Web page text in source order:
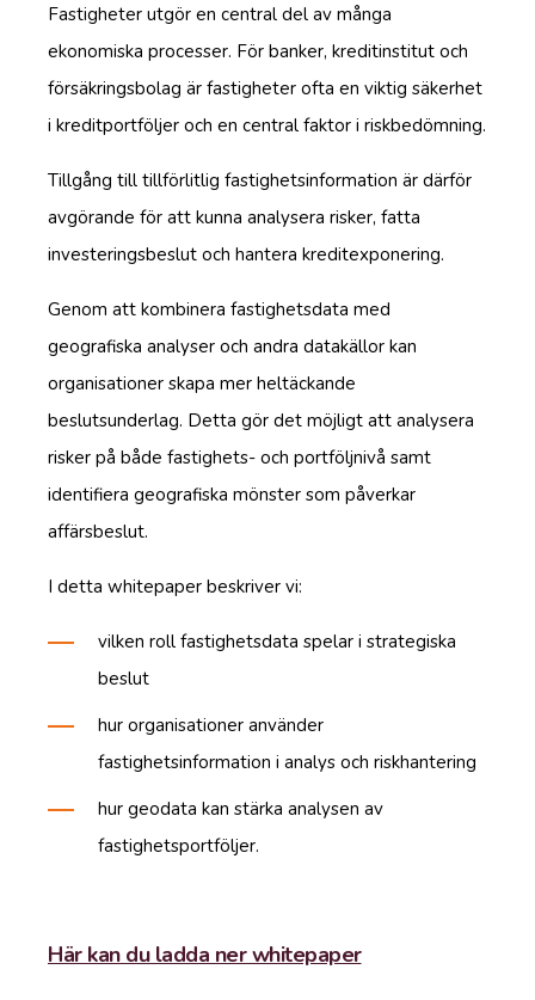
Fastigheter utgör en central del av många
ekonomiska processer. För banker, kreditinstitut och
försäkringsbolag är fastigheter ofta en viktig säkerhet
i kreditportföljer och en central faktor i riskbedömning.
Tillgång till tillförlitlig fastighetsinformation är därför
avgörande för att kunna analysera risker, fatta
investeringsbeslut och hantera kreditexponering.
Genom att kombinera fastighetsdata med
geografiska analyser och andra datakällor kan
organisationer skapa mer heltäckande
beslutsunderlag. Detta gör det möjligt att analysera
risker på både fastighets- och portföljnivå samt
identifiera geografiska mönster som påverkar
affärsbeslut.
I detta whitepaper beskriver vi:
vilken roll fastighetsdata spelar i strategiska
beslut
hur organisationer använder
fastighetsinformation i analys och riskhantering
hur geodata kan stärka analysen av
fastighetsportföljer.
Här kan du ladda ner whitepaper